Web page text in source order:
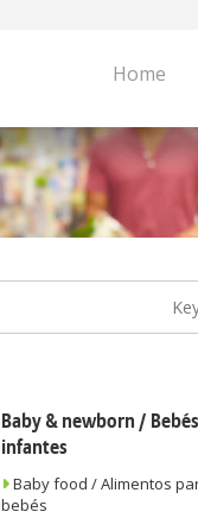
Home
Baby & newborn /
infantes
Baby food / Alimentos
bebés